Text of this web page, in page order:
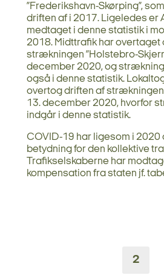
”Frederikshavn-Skørping”,
driften af i 2017. Ligeledes er
medtaget i denne statistik i
2018. Midttrafik har overtaget
strækningen ”Holstebro-
december 2020, og
også i denne statistik.
overtog driften af strækningen
13. december 2020, hvorfor
indgår i denne statistik.
COVID-19 har ligesom i 2020
betydning for den kollektive
Trafikselskaberne har
kompensation fra staten jf.
2